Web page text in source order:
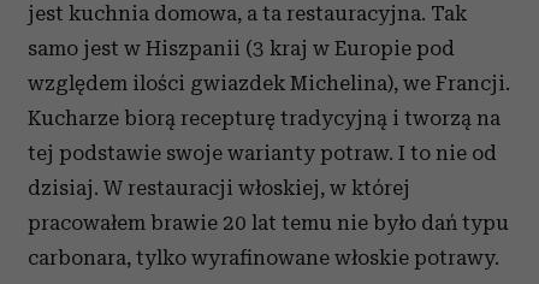
jest kuchnia domowa, a ta restauracyjna. Tak
samo jest w Hiszpanii (3 kraj w Europie pod
względem ilości gwiazdek Michelina), we Francji.
Kucharze biorą recepturę tradycyjną i tworzą na
tej podstawie swoje warianty potraw. I to nie od
dzisiaj. W restauracji włoskiej, w której
pracowałem brawie 20 lat temu nie było dań typu
carbonara, tylko wyrafinowane włoskie potrawy.